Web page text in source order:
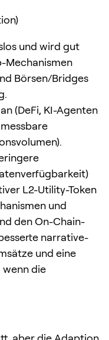
und wird gut
Mechanismen
Börsen/Bridges
(DeFi, KI-Agenten
L2-Utility-Token
und
den On-Chain-
narrative-
und eine
die